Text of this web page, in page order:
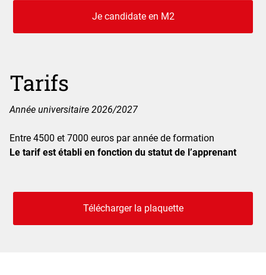
Je candidate en M2
Tarifs
Année universitaire 2026/2027
Entre 4500 et 7000 euros par année de formation
Le tarif est établi en fonction du statut de l’apprenant
Télécharger la plaquette